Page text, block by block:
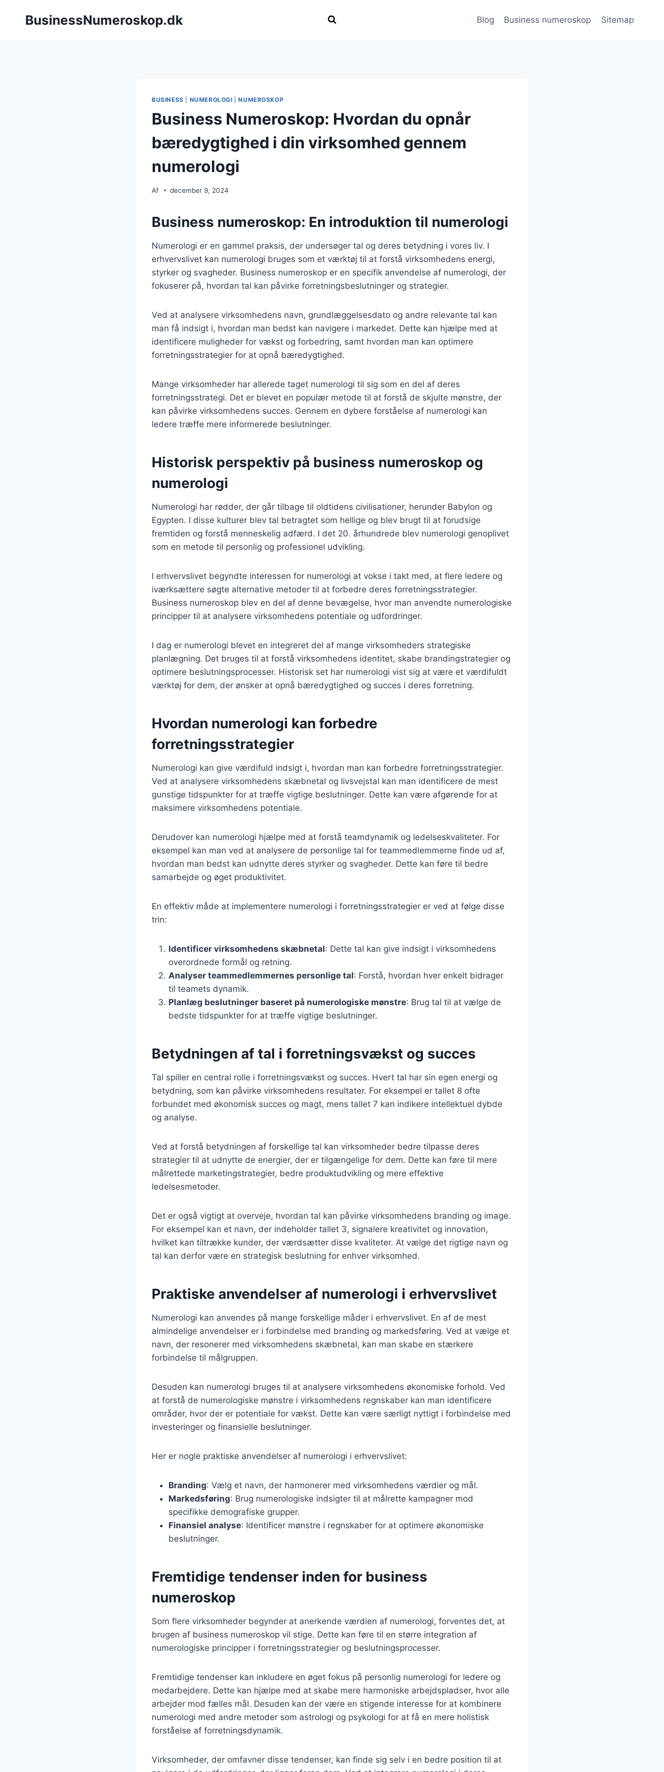
BusinessNumeroskop.dk Blog Business numeroskop Sitemap
BUSINESS NUMEROLOGI |NUMEROSKOP
Business Numeroskop: Hvordan du opnår
bæredygtighed i din virksomhed gennem
numerologi
Af december 9, 2024
Business numeroskop: En introduktion til numerologi
Numerologi er en gammel praksis, der undersøger tal og deres betydning i vores liv. I
erhvervslivet kan numerologi bruges som et værktøj til at forstå virksomhedens energi,
styrker og svagheder. Business numeroskop er en specifik anvendelse af numerologi, der
fokuserer på, hvordan tal kan påvirke forretningsbeslutninger og strategier.
Ved at analysere virksomhedens navn, grundlæggelsesdato og andre relevante tal kan
man få indsigt i, hvordan man bedst kan navigere i markedet. Dette kan hjælpe med at
identificere muligheder for vækst og forbedring, samt hvordan man kan optimere
forretningsstrategier for at opnå bæredygtighed.
Mange virksomheder har allerede taget numerologi til sig som en del af deres
forretningsstrategi. Det er blevet en populær metode til at forstå de skjulte mønstre, der
kan påvirke virksomhedens succes. Gennem en dybere forståelse af numerologi kan
ledere træffe mere informerede beslutninger.
Historisk perspektiv på business numeroskop og
numerologi
Numerologi har rødder, der går tilbage til oldtidens civilisationer, herunder Babylon og
Egypten. I disse kulturer blev tal betragtet som hellige og blev brugt til at forudsige
fremtiden og forstå menneskelig adfærd. I det 20. århundrede blev numerologi genoplivet
som en metode til personlig og professionel udvikling.
I erhvervslivet begyndte interessen for numerologi at vokse i takt med, at flere ledere og
iværksættere søgte alternative metoder til at forbedre deres forretningsstrategier.
Business numeroskop blev en del af denne bevægelse, hvor man anvendte numerologiske
principper til at analysere virksomhedens potentiale og udfordringer.
I dag er numerologi blevet en integreret del af mange virksomheders strategiske
planlægning. Det bruges til at forstå virksomhedens identitet, skabe brandingstrategier og
optimere beslutningsprocesser. Historisk set har numerologi vist sig at være et værdifuldt
værktøj for dem, der ønsker at opnå bæredygtighed og succes i deres forretning.
Hvordan numerologi kan forbedre
forretningsstrategier
Numerologi kan give værdifuld indsigt i, hvordan man kan forbedre forretningsstrategier.
Ved at analysere virksomhedens skæbnetal og livsvejstal kan man identificere de mest
gunstige tidspunkter for at træffe vigtige beslutninger. Dette kan være afgørende for at
maksimere virksomhedens potentiale.
Derudover kan numerologi hjælpe med at forstå teamdynamik og ledelseskvaliteter. For
eksempel kan man ved at analysere de personlige tal for teammedlemmerne finde ud af,
hvordan man bedst kan udnytte deres styrker og svagheder. Dette kan føre til bedre
samarbejde og øget produktivitet.
En effektiv måde at implementere numerologi i forretningsstrategier er ved at følge disse
trin:
Identificer virksomhedens skæbnetal: Dette tal kan give indsigt i virksomhedens
overordnede formål og retning.
Analyser teammedlemmernes personlige tal: Forstå, hvordan hver enkelt bidrager
til teamets dynamik.
Planlæg beslutninger baseret på numerologiske mønstre: Brug tal til at vælge de
bedste tidspunkter for at træffe vigtige beslutninger.
Betydningen af tal i forretningsvækst og succes
Tal spiller en central rolle i forretningsvækst og succes. Hvert tal har sin egen energi og
betydning, som kan påvirke virksomhedens resultater. For eksempel er tallet 8 ofte
forbundet med økonomisk succes og magt, mens tallet 7 kan indikere intellektuel dybde
og analyse.
Ved at forstå betydningen af forskellige tal kan virksomheder bedre tilpasse deres
strategier til at udnytte de energier, der er tilgængelige for dem. Dette kan føre til mere
målrettede marketingstrategier, bedre produktudvikling og mere effektive
ledelsesmetoder.
Det er også vigtigt at overveje, hvordan tal kan påvirke virksomhedens branding og image.
For eksempel kan et navn, der indeholder tallet 3, signalere kreativitet og innovation,
hvilket kan tiltrække kunder, der værdsætter disse kvaliteter. At vælge det rigtige navn og
tal kan derfor være en strategisk beslutning for enhver virksomhed.
Praktiske anvendelser af numerologi i erhvervslivet
Numerologi kan anvendes på mange forskellige måder i erhvervslivet. En af de mest
almindelige anvendelser er i forbindelse med branding og markedsføring. Ved at vælge et
navn, der resonerer med virksomhedens skæbnetal, kan man skabe en stærkere
forbindelse til målgruppen.
Desuden kan numerologi bruges til at analysere virksomhedens økonomiske forhold. Ved
at forstå de numerologiske mønstre i virksomhedens regnskaber kan man identificere
områder, hvor der er potentiale for vækst. Dette kan være særligt nyttigt i forbindelse med
investeringer og finansielle beslutninger.
Her er nogle praktiske anvendelser af numerologi i erhvervslivet:
Branding: Vælg et navn, der harmonerer med virksomhedens værdier og mål.
Markedsføring: Brug numerologiske indsigter til at målrette kampagner mod
specifikke demografiske grupper.
Finansiel analyse: Identificer mønstre i regnskaber for at optimere økonomiske
beslutninger.
Fremtidige tendenser inden for business
numeroskop
Som flere virksomheder begynder at anerkende værdien af numerologi, forventes det, at
brugen af business numeroskop vil stige. Dette kan føre til en større integration af
numerologiske principper i forretningsstrategier og beslutningsprocesser.
Fremtidige tendenser kan inkludere en øget fokus på personlig numerologi for ledere og
medarbejdere. Dette kan hjælpe med at skabe mere harmoniske arbejdspladser, hvor alle
arbejder mod fælles mål. Desuden kan der være en stigende interesse for at kombinere
numerologi med andre metoder som astrologi og psykologi for at få en mere holistisk
forståelse af forretningsdynamik.
Virksomheder, der omfavner disse tendenser, kan finde sig selv i en bedre position til at